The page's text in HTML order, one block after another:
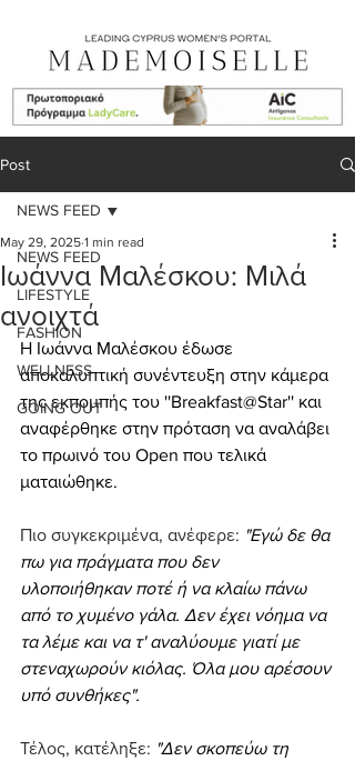
Post
NEWS FEED
LIFESTYLE
FASHION
WELLNESS
GOING OUT
NEWS FEED
Ιωάννα Μαλέσκου: Μιλά
ανοιχτά
May 29, 2025 1 min read
Η Ιωάννα Μαλέσκου έδωσε
αποκαλυπτική συνέντευξη στην κάμερα
της εκπομπής του ''Breakfast@Star'' και
αναφέρθηκε στην πρόταση να αναλάβει
το πρωινό του Open που τελικά
ματαιώθηκε.
Πιο συγκεκριμένα, ανέφερε: "Εγώ δε θα
πω για πράγματα που δεν
υλοποιήθηκαν ποτέ ή να κλαίω πάνω
από το χυμένο γάλα. Δεν έχει νόημα να
τα λέμε και να τ' αναλύουμε γιατί με
στεναχωρούν κιόλας. Όλα μου αρέσουν
υπό συνθήκες".
Τέλος, κατέληξε: "Δεν σκοπεύω τη